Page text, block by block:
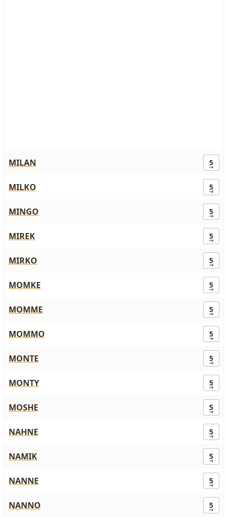
MILAN 5
MILKO 5
MINGO 5
MIREK 5
MIRKO 5
MOMKE 5
MOMME 5
MOMMO 5
MONTE 5
MONTY 5
MOSHE 5
NAHNE 5
NAMIK 5
NANNE 5
NANNO 5